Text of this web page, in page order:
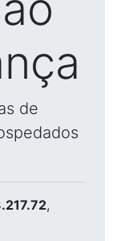
de
,